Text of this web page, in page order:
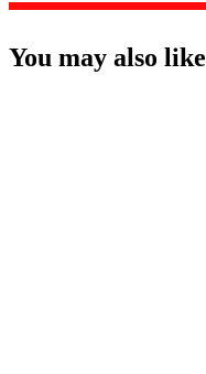
You may also like